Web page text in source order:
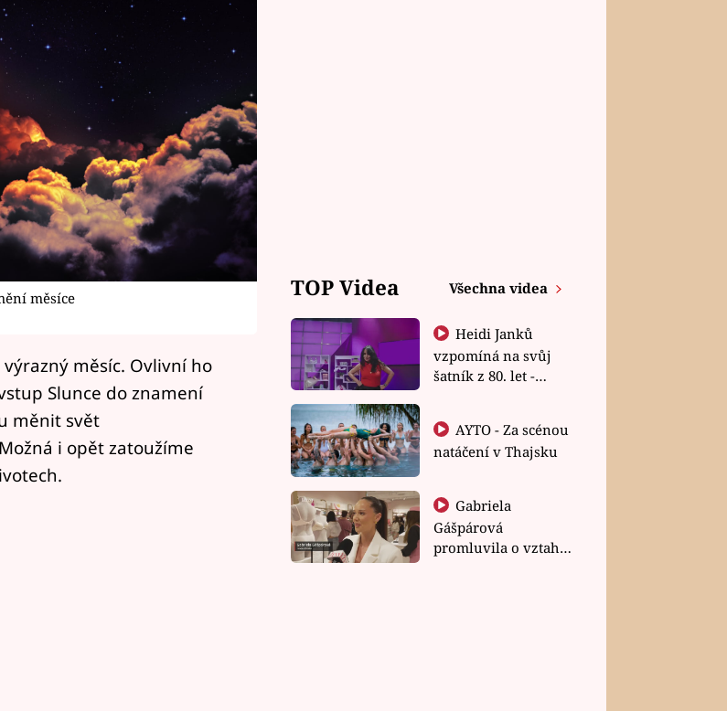
měsíce
měsíc. Ovlivní ho
Slunce do znamení
měnit svět
i opět zatoužíme
TOP Videa Všechna videa
Heidi Janků
vzpomíná na svůj
šatník z 80. let -
natáčení v Thajsku
Gabriela
Gášpárová
promluvila o vztahu